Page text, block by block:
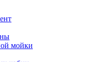
мойки